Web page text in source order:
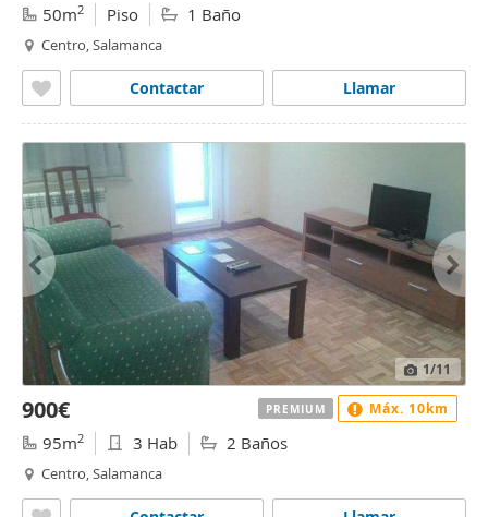
50m2 Piso 1 Baño
Centro, Salamanca
Llamar
Contactar
1/11
900€
95m2 3 Hab 2 Baños
Centro, Salamanca
PREMIUM Máx. 10km